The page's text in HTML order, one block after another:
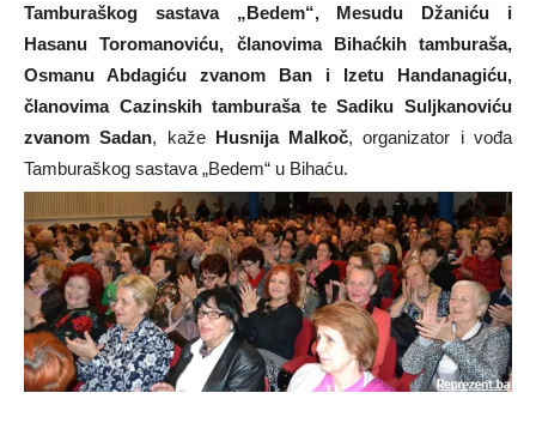
Tamburaškog sastava „Bedem“, Mesudu Džaniću i
Hasanu Toromanoviću, članovima Bihaćkih tamburaša,
Osmanu Abdagiću zvanom Ban i Izetu Handanagiću,
članovima Cazinskih tamburaša te Sadiku Suljkanoviću
zvanom Sadan, kaže Husnija Malkoč, organizator i vođa
Tamburaškog sastava „Bedem“ u Bihaću.